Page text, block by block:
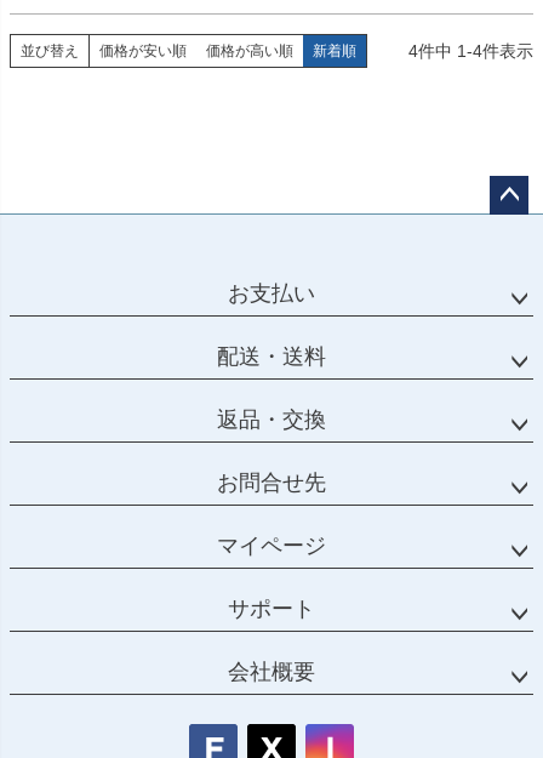
並び替え 価格が安い順 価格が高い順 新着順 4件中 1-4件表示
お支払い
配送・送料
返品・交換
お問合せ先
マイページ
サポート
会社概要